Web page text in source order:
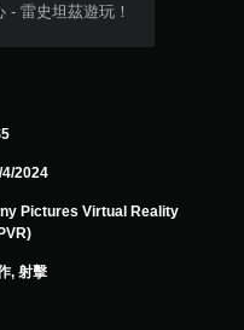
- 雷史坦茲遊玩！
2024
Pictures Virtual Reality
, 射擊